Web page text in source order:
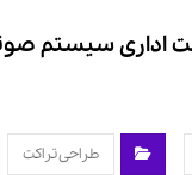
اداری سیستم
طراحی تراکت